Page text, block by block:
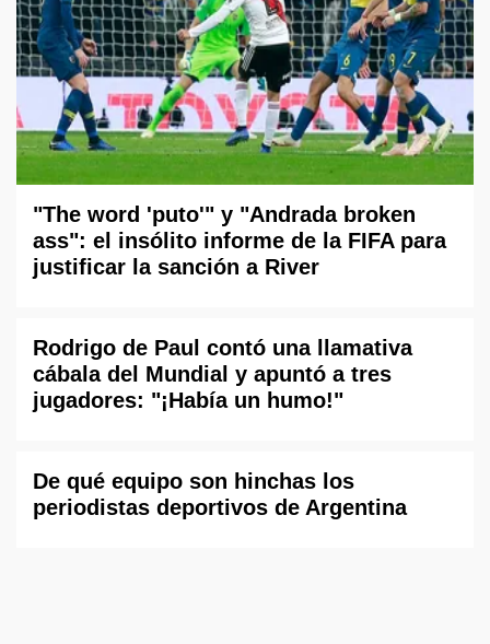
"The word 'puto'" y "Andrada broken
ass": el insólito informe de la FIFA para
justificar la sanción a River
Rodrigo de Paul contó una llamativa
cábala del Mundial y apuntó a tres
jugadores: "¡Había un humo!"
De qué equipo son hinchas los
periodistas deportivos de Argentina